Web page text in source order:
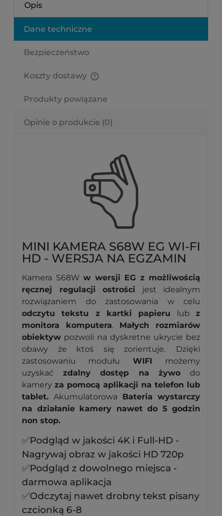
Opis
Dane techniczne
Bezpieczeństwo
Koszty dostawy
Produkty powiązane
Opinie o produkcie (0)
MINI KAMERA S68W EG WI-FI
HD - WERSJA NA EGZAMIN
Kamera S68W w wersji EG z możliwością
ręcznej regulacji ostrości jest idealnym
rozwiązaniem do zastosowania w celu
odczytu tekstu z kartki papieru lubz
monitora komputera. Małych rozmiarów
obiektyw pozwoli na dyskretne ukrycie bez
obawy że ktoś się zorientuje.
Dzięki
zastosowaniu modułu
WIFI możemy
uzyskać zdalny dostęp na żywo do
kamery za pomocą aplikacji na telefon lub
tablet. Akumulatorowa Bateria wystarczy
na działanie kamery nawet do 5 godzin
non stop.
✅Podgląd w jakości 4K i Full-HD -
Nagrywaj obraz w jakości HD 720p
✅Podgląd z dowolnego miejsca -
darmowa aplikacja
✅Odczytaj nawet drobny tekst pisany
czcionką 6-8